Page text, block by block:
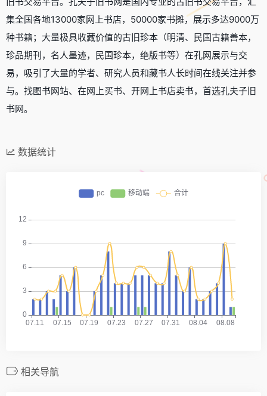
集全国各地13000家网上书店，50000家书摊，展示多达9000万
种书籍；大量极具收藏价值的古旧珍本（明清、民国古籍善本，
珍品期刊，名人墨迹，民国珍本，绝版书等）在孔网展示与交
易，吸引了大量的学者、研究人员和藏书人长时间在线关注并参
与。找图书网站、在网上买书、开网上书店卖书，首选孔夫子旧
书网。
数据统计
相关导航